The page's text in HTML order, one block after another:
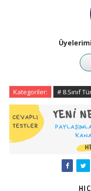
Kategoriler: # 8.Sınıf